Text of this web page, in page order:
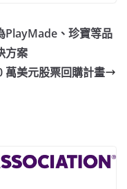
PlayMade、珍寶等品
方案
萬美元股票回購計畫